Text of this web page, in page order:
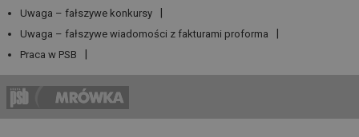
Uwaga – fałszywe konkursy
Uwaga – fałszywe wiadomości z fakturami proforma
Praca w PSB